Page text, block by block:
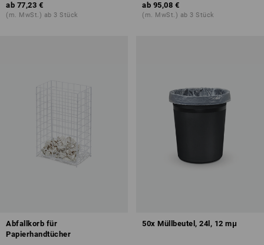
ab 77,23 €
(m. MwSt.) ab 3 Stück
ab 95,08 €
(m. MwSt.) ab 3 Stück
Abfallkorb für
Papierhandtücher
50x Müllbeutel, 24l, 12 mμ